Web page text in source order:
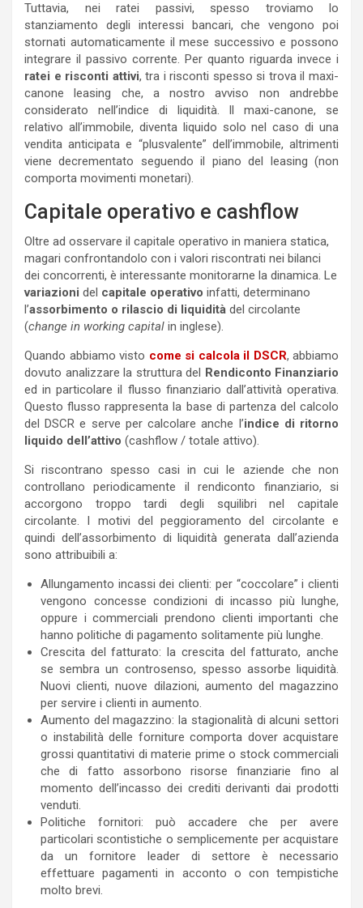
Tuttavia, nei ratei passivi, spesso troviamo lo
stanziamento degli interessi bancari, che vengono poi
stornati automaticamente il mese successivo e possono
integrare il passivo corrente. Per quanto riguarda invece i
ratei e risconti attivi, tra i risconti spesso si trova il maxi-
canone leasing che, a nostro avviso non andrebbe
considerato nell’indice di liquidità. Il maxi-canone, se
relativo all’immobile, diventa liquido solo nel caso di una
vendita anticipata e “plusvalente” dell’immobile, altrimenti
viene decrementato seguendo il piano del leasing (non
comporta movimenti monetari).
Capitale operativo e cashflow
Oltre ad osservare il capitale operativo in maniera statica,
magari confrontandolo con i valori riscontrati nei bilanci
dei concorrenti, è interessante monitorarne la dinamica. Le
variazioni del capitale operativo infatti, determinano
l’assorbimento o rilascio di liquidità del circolante
(change in working capital in inglese).
Quando abbiamo visto come si calcola il DSCR, abbiamo
dovuto analizzare la struttura del
Rendiconto Finanziario
ed in particolare il flusso finanziario dall’attività operativa.
Questo flusso rappresenta la base di partenza del calcolo
del DSCR e serve per calcolare anche l’indice di ritorno
liquido dell’attivo (cashflow / totale attivo).
Si riscontrano spesso casi in cui le aziende che non
controllano periodicamente il rendiconto finanziario, si
accorgono troppo tardi degli squilibri nel capitale
circolante. I motivi del peggioramento del circolante e
quindi dell’assorbimento di liquidità generata dall’azienda
sono attribuibili a:
Allungamento incassi dei clienti: per “coccolare” i clienti
vengono concesse condizioni di incasso più lunghe,
oppure i commerciali prendono clienti importanti che
hanno politiche di pagamento solitamente più lunghe.
Crescita del fatturato: la crescita del fatturato, anche
se sembra un controsenso, spesso assorbe liquidità.
Nuovi clienti, nuove dilazioni, aumento del magazzino
per servire i clienti in aumento.
Aumento del magazzino: la stagionalità di alcuni settori
o instabilità delle forniture comporta dover acquistare
grossi quantitativi di materie prime o stock commerciali
che di fatto assorbono risorse finanziarie fino al
momento dell’incasso dei crediti derivanti dai prodotti
venduti.
Politiche fornitori: può accadere che per avere
particolari scontistiche o semplicemente per acquistare
da un fornitore leader di settore è necessario
effettuare pagamenti in acconto o con tempistiche
molto brevi.